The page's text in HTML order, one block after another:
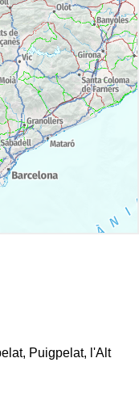
Puigpelat, l'Alt